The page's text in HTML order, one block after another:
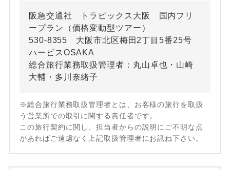
阪急交通社 トラピックス大阪 国内フリ
ープラン（価格変動型ツアー）
530-8355 大阪市北区梅田2丁目5番25号
ハービスOSAKA
総合旅行業務取扱管理者：丸山卓也・山崎
大輔・多川奈緒子
※総合旅行業務取扱管理者とは、お客様の旅行を取扱
う営業所での取引に関する責任者です。
この旅行契約に関し、担当者からの説明にご不明な点
があればご遠慮なく上記取扱管理者にお訊ね下さい。